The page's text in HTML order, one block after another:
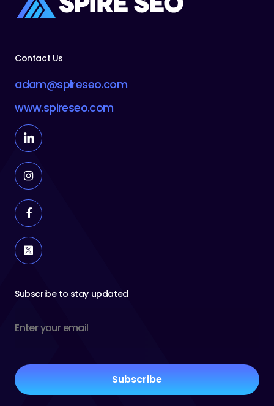
Contact Us
adam@spireseo.com
www.spireseo.com
Subscribe to stay updated
(Required)